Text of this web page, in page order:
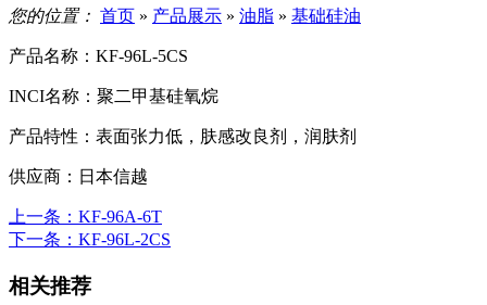
您的位置： 首页 » 产品展示 » 油脂 » 基础硅油
产品名称： KF-96L-5CS
INCI名称： 聚二甲基硅氧烷
产品特性： 表面张力低，肤感改良剂，润肤剂
供应商： 日本信越
上一条 ：KF-96A-6T
下一条 ：KF-96L-2CS
相关推荐